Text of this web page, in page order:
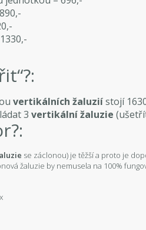
vertikálních žaluziístojí
3vertikální žaluzie
se záclonou) je těžší a proto je
žaluzie by nemusela na 100%